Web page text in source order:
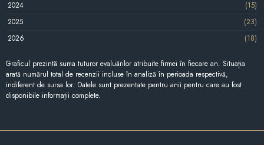
2024
(15)
2025
(23)
2026
(18)
Graficul prezintă suma tuturor evaluărilor atribuite firmei în fiecare an. Situația
arată numărul total de recenzii incluse în analiză în perioada respectivă,
indiferent de sursa lor. Datele sunt prezentate pentru anii pentru care au fost
disponibile informații complete.